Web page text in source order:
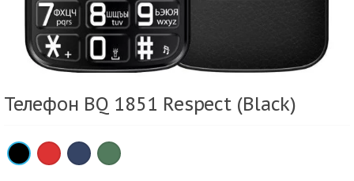
Телефон BQ 1851 Respect (Black)
× × × ×